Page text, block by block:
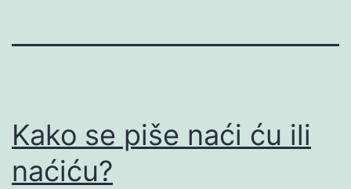
Kako se piše naći ću ili
naćiću?